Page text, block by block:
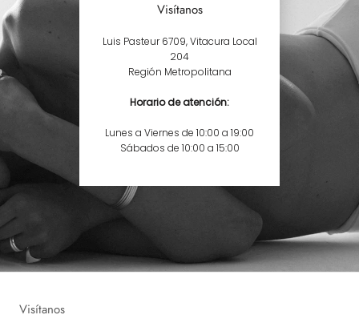
Visítanos
Luis Pasteur 6709, Vitacura Local
204
Región Metropolitana
Horario de atención:
Lunes a Viernes de 10:00 a 19:00
Sábados de 10:00 a 15:00
Visítanos